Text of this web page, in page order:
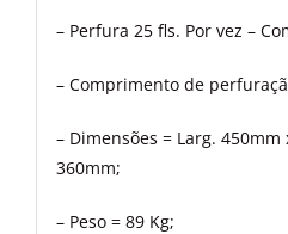
– Perfura 25 fls. Por vez –
– Comprimento de
– Dimensões = Larg.
360mm;
– Peso = 89 Kg;